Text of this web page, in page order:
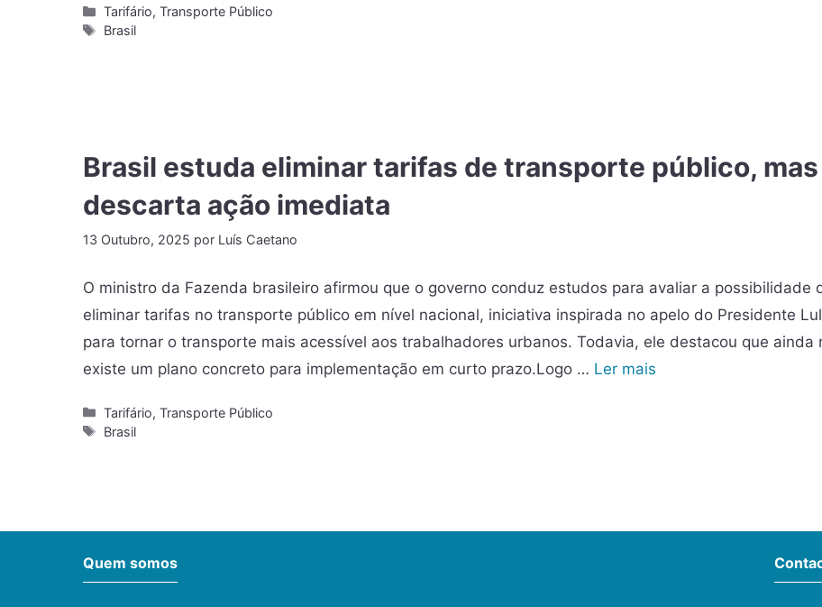
Tarifário,Transporte Público
Brasil
Brasil estuda eliminar tarifas de transporte público, mas
descarta ação imediata
13 Outubro, 2025 por Luís Caetano
O ministro da Fazenda brasileiro afirmou que o governo conduz estudos para avaliar a possibilidade
eliminar tarifas no transporte público em nível nacional, iniciativa inspirada no apelo do Presidente
para tornar o transporte mais acessível aos trabalhadores urbanos. Todavia, ele destacou que ainda
existe um plano concreto para implementação em curto prazo.Logo … Ler mais
Tarifário,Transporte Público
Brasil
Quem somos